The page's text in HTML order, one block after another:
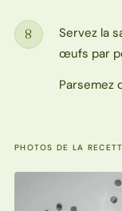
Étape
8
Servez la
œufs par
Parsemez
PHOTOS DE LA